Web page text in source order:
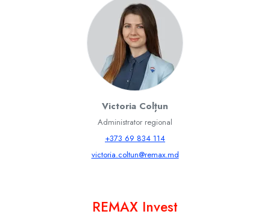
Victoria Colțun
Administrator regional
+373 69 834 114
victoria.coltun@remax.md
REMAX Invest